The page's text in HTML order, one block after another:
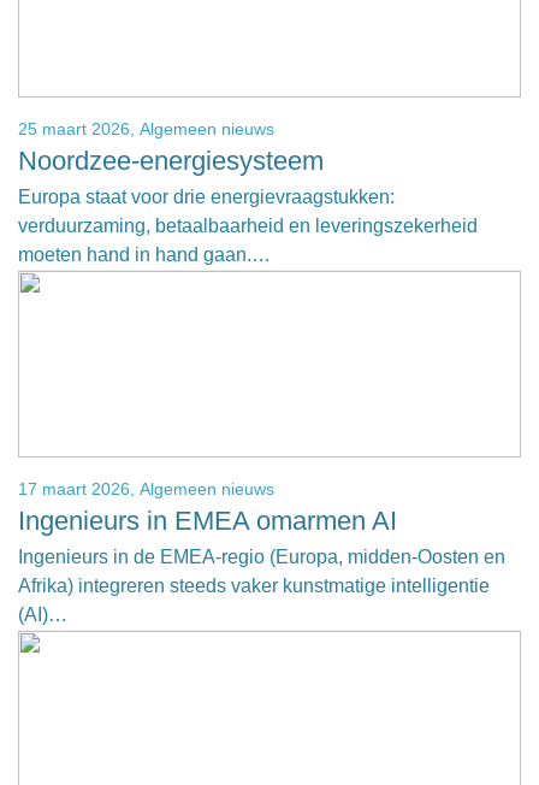
25 maart 2026, Algemeen nieuws
Noordzee-energiesysteem
Europa staat voor drie energievraagstukken:
verduurzaming, betaalbaarheid en leveringszekerheid
moeten hand in hand gaan.…
17 maart 2026, Algemeen nieuws
Ingenieurs in EMEA omarmen AI
Ingenieurs in de EMEA-regio (Europa, midden-Oosten en
Afrika) integreren steeds vaker kunstmatige intelligentie
(AI)…